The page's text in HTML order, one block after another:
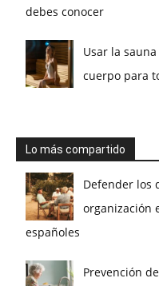
debes conocer
Usar la
cuerpo para
Lo más compartido
Defender los
organización
españoles
Prevención